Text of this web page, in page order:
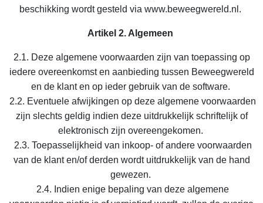
beschikking wordt gesteld via www.beweegwereld.nl.
Artikel 2. Algemeen
2.1. Deze algemene voorwaarden zijn van toepassing op
iedere overeenkomst en aanbieding tussen Beweegwereld
en de klant en op ieder gebruik van de software.
2.2. Eventuele afwijkingen op deze algemene voorwaarden
zijn slechts geldig indien deze uitdrukkelijk schriftelijk of
elektronisch zijn overeengekomen.
2.3. Toepasselijkheid van inkoop- of andere voorwaarden
van de klant en/of derden wordt uitdrukkelijk van de hand
gewezen.
2.4. Indien enige bepaling van deze algemene